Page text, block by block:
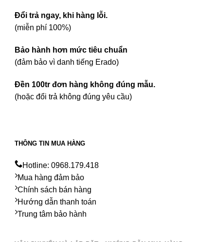
Đổi trả ngay, khi hàng lỗi.
(miễn phí 100%)
Bảo hành hơn mức tiêu chuẩn
(đảm bảo vì danh tiếng Erado)
Đền 100tr đơn hàng không đúng mẫu.
(hoặc đổi trả không đúng yêu cầu)
THÔNG TIN MUA HÀNG
Hotline: 0968.179.418
Mua hàng đảm bảo
Chính sách bán hàng
Hướng dẫn thanh toán
Trung tâm bảo hành